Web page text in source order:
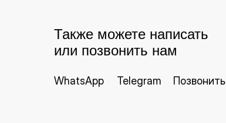
Позвонить
Telegram
WhatsApp
Также можете написать
или позвонить нам